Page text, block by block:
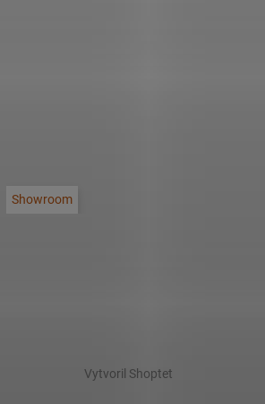
Showroom
Vytvoril Shoptet